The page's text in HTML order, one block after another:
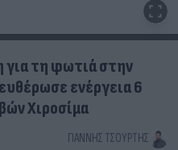
για τη φωτιά στην
ενέργεια 6
Χιροσίμα
ΓΙΆΝΝΗΣ ΤΣΟΎΡΤΗΣ